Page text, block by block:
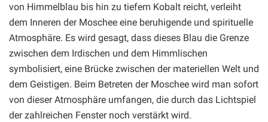
von Himmelblau bis hin zu tiefem Kobalt reicht, verleiht
dem Inneren der Moschee eine beruhigende und spirituelle
Atmosphäre. Es wird gesagt, dass dieses Blau die Grenze
zwischen dem Irdischen und dem Himmlischen
symbolisiert, eine Brücke zwischen der materiellen Welt und
dem Geistigen. Beim Betreten der Moschee wird man sofort
von dieser Atmosphäre umfangen, die durch das Lichtspiel
der zahlreichen Fenster noch verstärkt wird.